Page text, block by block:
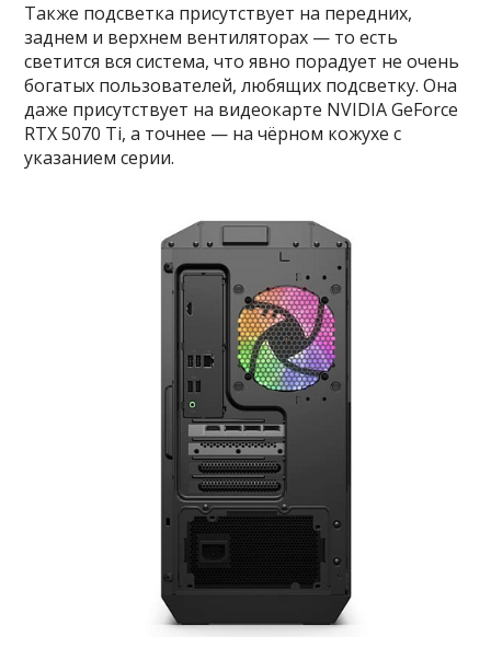
Также подсветка присутствует на передних,
заднем и верхнем вентиляторах — то есть
светится вся система, что явно порадует не очень
богатых пользователей, любящих подсветку. Она
даже присутствует на видеокарте NVIDIA GeForce
RTX 5070 Ti, а точнее — на чёрном кожухе с
указанием серии.